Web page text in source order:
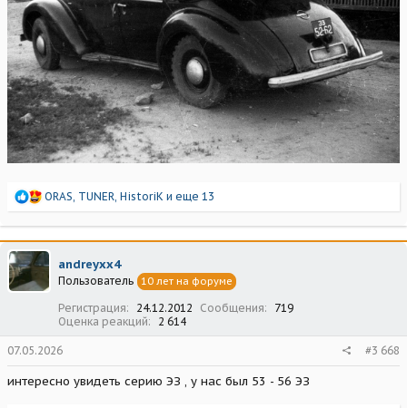
Р
а
к
ц
и
и
ORAS TUNER HistoriK и еще 13
andreyxx4
Пользователь 10 лет на форуме
Регистрация 24.12.2012 Сообщения
719
Оценка реакций
2 614
07.05.2026 #3 668
интересно увидеть серию ЭЗ , у нас был 53 - 56 ЭЗ